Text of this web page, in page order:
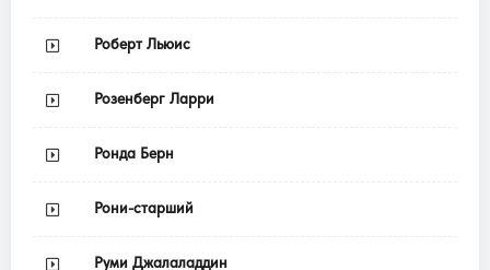
Роберт Льюис
Розенберг Ларри
Ронда Берн
Рони-старший
Руми Джалаладдин